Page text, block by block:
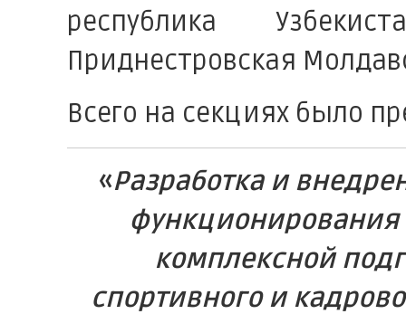
республика
Приднестровская
Всего на секциях было
«Разработка и
комплексной
спортивного и